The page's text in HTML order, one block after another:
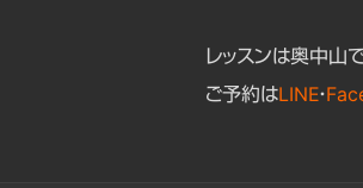
レッスンは奥中山
ご予約はLINE・